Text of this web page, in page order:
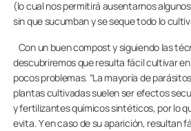
(lo cual nos permitirá ausentarnos
sin que sucumban y se seque todo lo
Con un buen compost y siguiendo las
descubriremos que resulta fácil cultivar
pocos problemas. “La mayoría de
plantas cultivadas suelen ser efectos
y fertilizantes químicos sintéticos, por lo
evita. Y en caso de su aparición, resultan